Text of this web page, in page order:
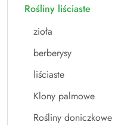
Rośliny liściaste
zioła
berberysy
liściaste
Klony palmowe
Rośliny doniczkowe